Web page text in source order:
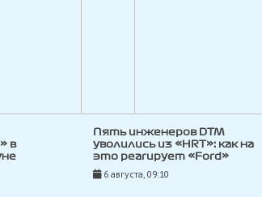
в
Пять инженеров DTM
уволились из «HRT»: как на
это реагирует «Ford»
6 августа, 09:10